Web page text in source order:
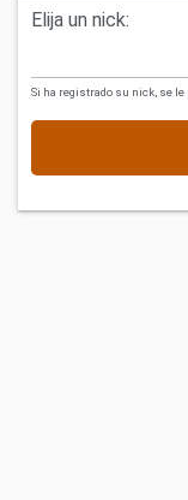
Elija un nick:
Si ha registrado su nick, se le